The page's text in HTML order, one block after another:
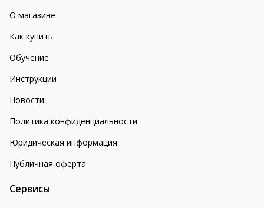
О магазине
Как купить
Обучение
Инструкции
Новости
Политика конфиденциальности
Юридическая информация
Публичная оферта
Сервисы